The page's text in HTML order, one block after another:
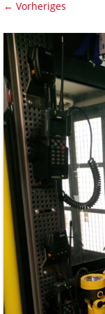
← Vorheriges